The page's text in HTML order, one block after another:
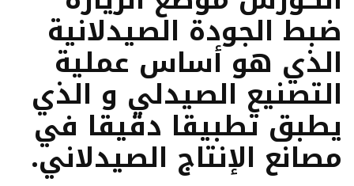
ضبط الجودة الصيدلانية
الذي هو أساس عملية
التصنيع الصيدلي و الذي
يطبق تطبيقا دقيقا في
مصانع الإنتاج الصيدلاني.